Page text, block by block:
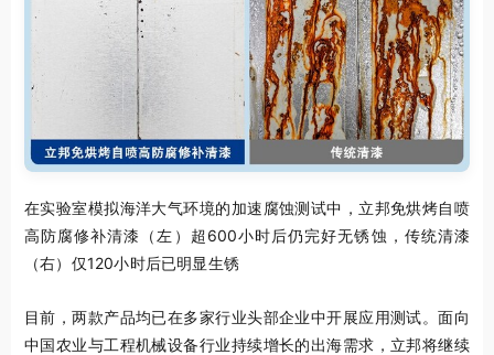
在实验室模拟海洋大气环境的加速腐蚀测试中，立邦免烘烤自喷
高防腐修补清漆（左）超600小时后仍完好无锈蚀，传统清漆
（右）仅120小时后已明显生锈
目前，两款产品均已在多家行业头部企业中开展应用测试。面向
中国农业与工程机械设备行业持续增长的出海需求，立邦将继续